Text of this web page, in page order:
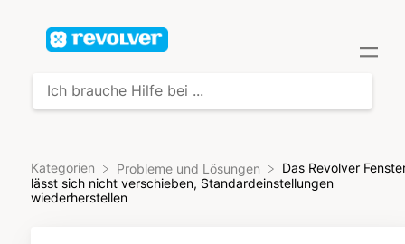
Kategorien ​Probleme und Lösungen
Das Revolver
lässt sich nicht verschieben, Standardeinstellungen
wiederherstellen